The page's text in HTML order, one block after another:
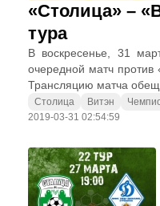
«Столица» –
тура
В воскресенье, 31
очередной матч против
Трансляцию матча
Столица Витэн
2019-03-31 02:54:59